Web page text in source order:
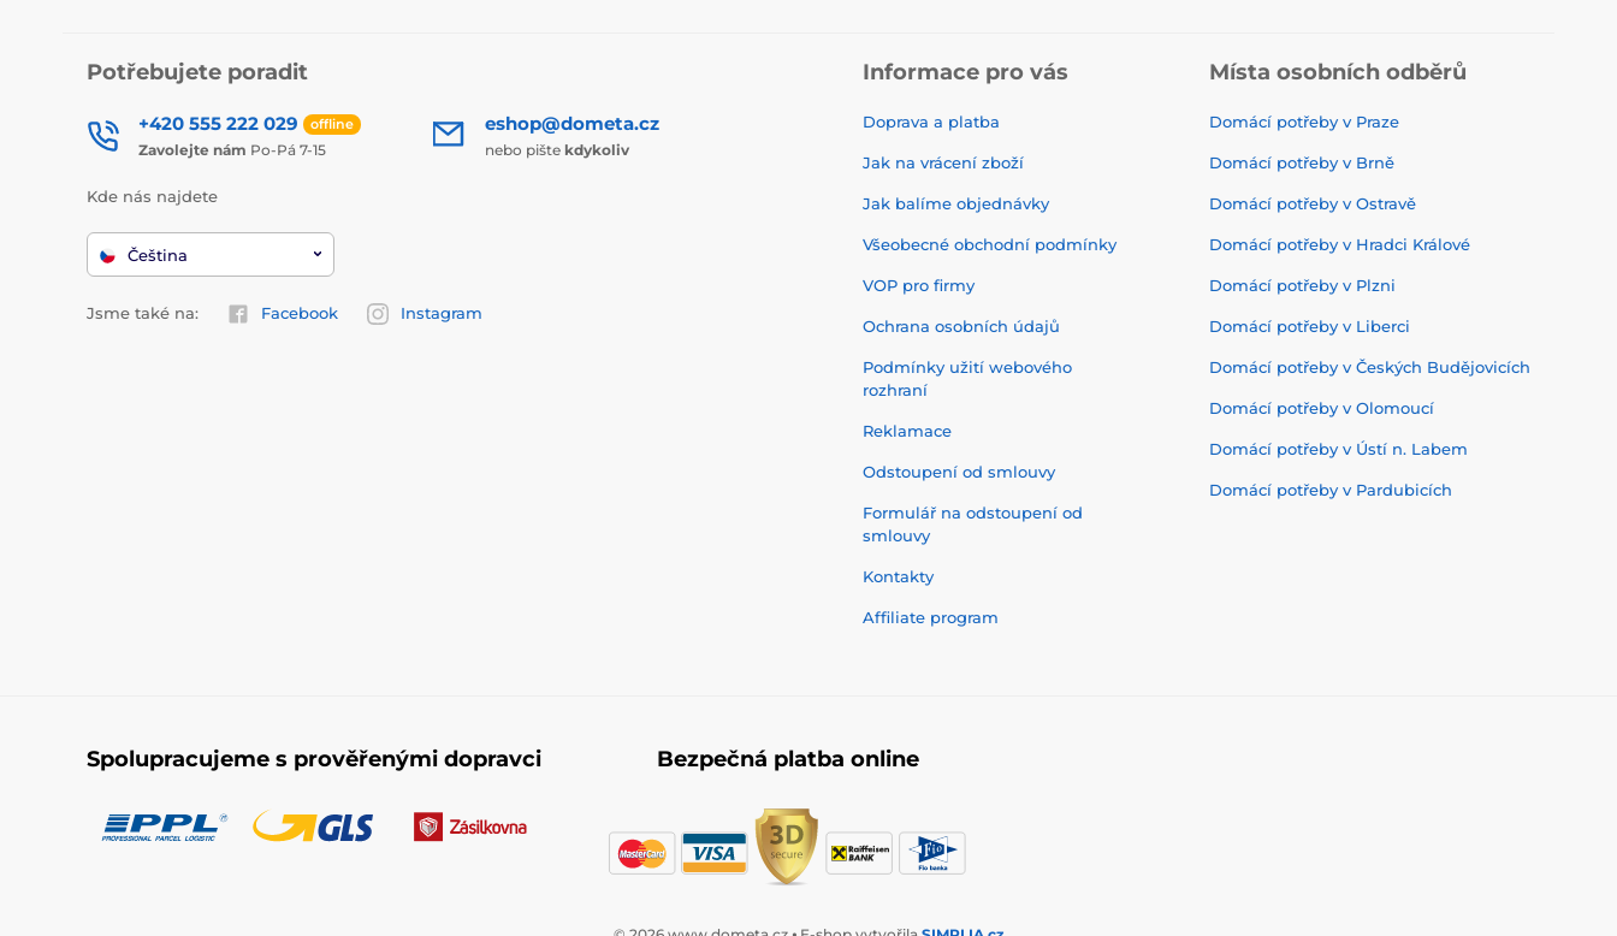
Potřebujete poradit
+420 555 222 029 offline
Zavolejte nám Po-Pá 7-15
eshop@dometa.cz
nebo pište kdykoliv
Kde nás najdete
Čeština
Jsme také na: Facebook Instagram
Informace pro vás
Doprava a platba
Jak na vrácení zboží
Jak balíme objednávky
Všeobecné obchodní podmínky
VOP pro firmy
Ochrana osobních údajů
Podmínky užití webového
rozhraní
Reklamace
Odstoupení od smlouvy
Formulář na odstoupení od
smlouvy
Kontakty
Affiliate program
Místa osobních odběrů
Domácí potřeby v Praze
Domácí potřeby v Brně
Domácí potřeby v Ostravě
Domácí potřeby v Hradci Králové
Domácí potřeby v Plzni
Domácí potřeby v Liberci
Domácí potřeby v Českých Budějovicích
Domácí potřeby v Olomoucí
Domácí potřeby v Ústí n. Labem
Domácí potřeby v Pardubicích
Spolupracujeme s prověřenými dopravci Bezpečná platba online